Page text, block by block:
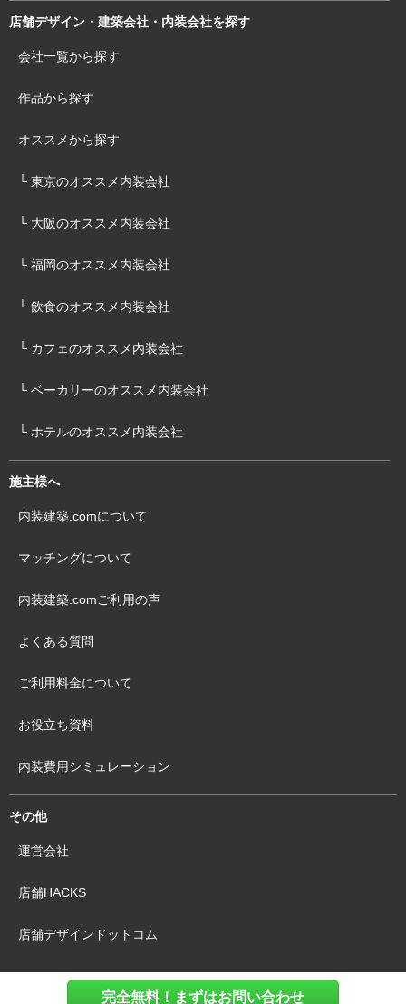
完全無料！まずはお問い合わせ
店舗デザイン・建築会社・内装会社を探す
会社一覧から探す
作品から探す
オススメから探す
└ 東京のオススメ内装会社
└ 大阪のオススメ内装会社
└ 福岡のオススメ内装会社
└ 飲食のオススメ内装会社
└ カフェのオススメ内装会社
└ ベーカリーのオススメ内装会社
└ ホテルのオススメ内装会社
施主様へ
内装建築.comについて
マッチングについて
内装建築.comご利用の声
よくある質問
ご利用料金について
お役立ち資料
内装費用シミュレーション
その他
運営会社
店舗HACKS
店舗デザインドットコム